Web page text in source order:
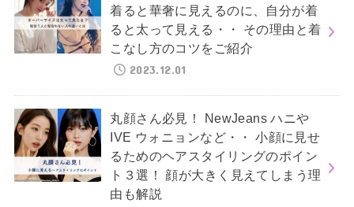
着ると華奢に見えるのに、自分が着
ると太って見える・・ その理由と着
こなし方のコツをご紹介
2023.12.01
丸顔さん必見！ NewJeans ハニや
IVE ウォニョンなど・・ 小顔に見せ
るためのヘアスタイリングのポイン
ト３選！ 顔が大きく見えてしまう理
由も解説